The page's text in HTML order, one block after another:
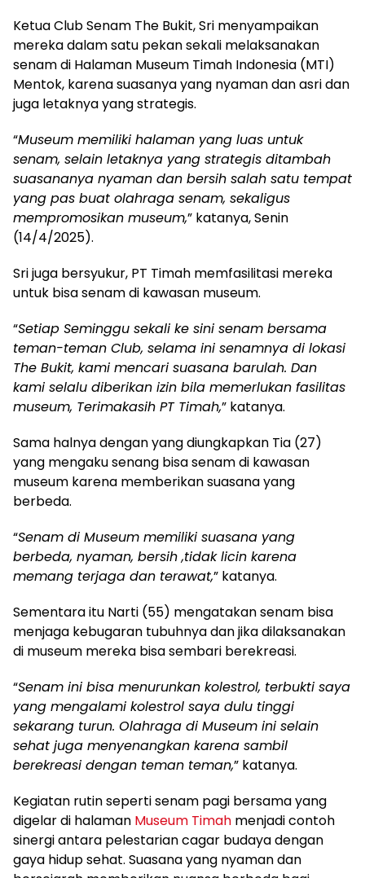
Ketua Club Senam The Bukit, Sri menyampaikan
mereka dalam satu pekan sekali melaksanakan
senam di Halaman Museum Timah Indonesia (MTI)
Mentok, karena suasanya yang nyaman dan asri dan
juga letaknya yang strategis.
“Museum memiliki halaman yang luas untuk
senam, selain letaknya yang strategis ditambah
suasananya nyaman dan bersih salah satu tempat
yang pas buat olahraga senam, sekaligus
mempromosikan museum,” katanya, Senin
(14/4/2025).
Sri juga bersyukur, PT Timah memfasilitasi mereka
untuk bisa senam di kawasan museum.
“Setiap Seminggu sekali ke sini senam bersama
teman-teman Club, selama ini senamnya di lokasi
The Bukit, kami mencari suasana barulah. Dan
kami selalu diberikan izin bila memerlukan fasilitas
museum, Terimakasih PT Timah,” katanya.
Sama halnya dengan yang diungkapkan Tia (27)
yang mengaku senang bisa senam di kawasan
museum karena memberikan suasana yang
berbeda.
“Senam di Museum memiliki suasana yang
berbeda, nyaman, bersih ,tidak licin karena
memang terjaga dan terawat,” katanya.
Sementara itu Narti (55) mengatakan senam bisa
menjaga kebugaran tubuhnya dan jika dilaksanakan
di museum mereka bisa sembari berekreasi.
“Senam ini bisa menurunkan kolestrol, terbukti saya
yang mengalami kolestrol saya dulu tinggi
sekarang turun. Olahraga di Museum ini selain
sehat juga menyenangkan karena sambil
berekreasi dengan teman teman,” katanya.
Kegiatan rutin seperti senam pagi bersama yang
digelar di halaman Museum Timah menjadi contoh
sinergi antara pelestarian cagar budaya dengan
gaya hidup sehat. Suasana yang nyaman dan